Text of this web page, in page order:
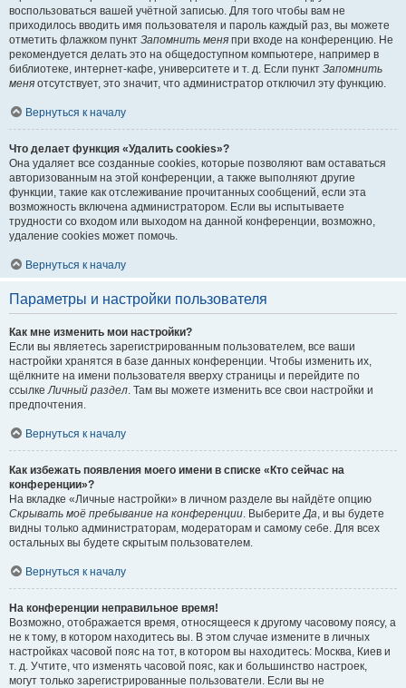
воспользоваться вашей учётной записью. Для того чтобы вам не
приходилось вводить имя пользователя и пароль каждый раз, вы можете
отметить флажком пункт Запомнить меня при входе на конференцию. Не
рекомендуется делать это на общедоступном компьютере, например в
библиотеке, интернет-кафе, университете и т. д. Если пункт Запомнить
меня отсутствует, это значит, что администратор отключил эту функцию.
Вернуться к началу
Что делает функция «Удалить cookies»?
Она удаляет все созданные cookies, которые позволяют вам оставаться
авторизованным на этой конференции, а также выполняют другие
функции, такие как отслеживание прочитанных сообщений, если эта
возможность включена администратором. Если вы испытываете
трудности со входом или выходом на данной конференции, возможно,
удаление cookies может помочь.
Вернуться к началу
Параметры и настройки пользователя
Как мне изменить мои настройки?
Если вы являетесь зарегистрированным пользователем, все ваши
настройки хранятся в базе данных конференции. Чтобы изменить их,
щёлкните на имени пользователя вверху страницы и перейдите по
ссылкеЛичный раздел. Там вы можете изменить все свои настройки и
предпочтения.
Вернуться к началу
Как избежать появления моего имени в списке «Кто сейчас на
конференции»?
На вкладке «Личные настройки» в личном разделе вы найдёте опцию
Скрывать моё пребывание на конференции. ВыберитеДа, и вы будете
видны только администраторам, модераторам и самому себе. Для всех
остальных вы будете скрытым пользователем.
Вернуться к началу
На конференции неправильное время!
Возможно, отображается время, относящееся к другому часовому поясу, а
не к тому, в котором находитесь вы. В этом случае измените в личных
настройках часовой пояс на тот, в котором вы находитесь: Москва, Киев и
т. д. Учтите, что изменять часовой пояс, как и большинство настроек,
могут только зарегистрированные пользователи. Если вы не